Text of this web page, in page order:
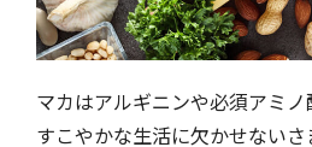
マカはアルギニンや必須アミ
すこやかな生活に欠かせない